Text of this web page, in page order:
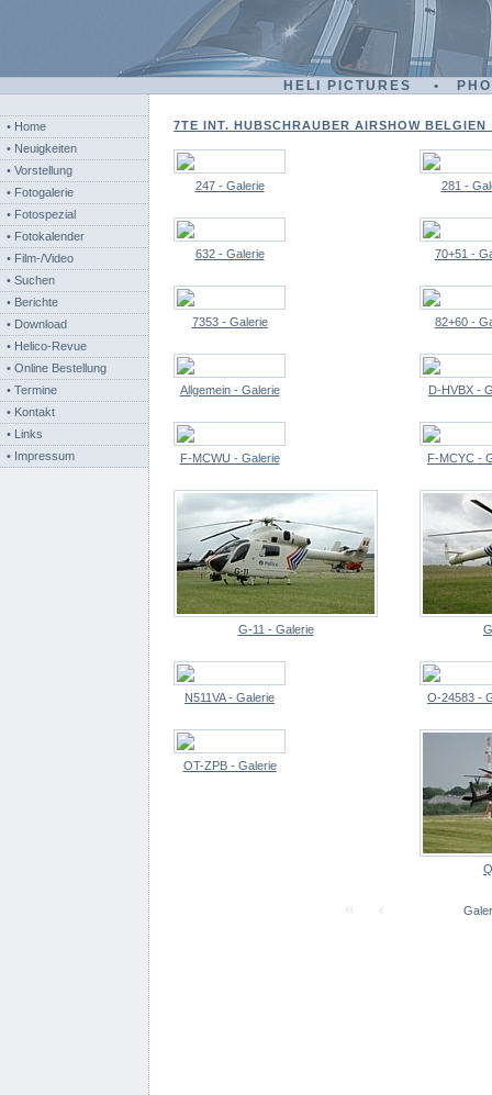
HELI PICTURES •
• Home
• Neuigkeiten
• Vorstellung
• Fotogalerie
• Fotospezial
• Fotokalender
• Film-/Video
• Suchen
• Berichte
• Download
• Helico-Revue
• Online Bestellung
• Termine
• Kontakt
• Links
• Impressum
7TE INT. HUBSCHRAUBER AIRSHOW
247 - Galerie 281 -
632 - Galerie 70+51 -
7353 - Galerie 82+60 -
Allgemein - Galerie D-HVBX -
F-MCWU - Galerie F-MCYC -
G-11 - Galerie
N511VA - Galerie O-24583 -
OT-ZPB - Galerie